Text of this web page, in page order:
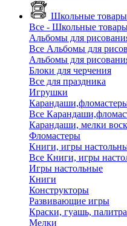
Школьные товары
Все - Школьные
Альбомы для
Все Альбомы для
Альбомы для
Блоки для черчения
Все для праздника
Игрушки
Все
Карандаши, мелки
Фломастеры
Книги, игры
Все Книги, игры
Игры настольные
Книги
Конструкторы
Развивающие игры
Краски, гуашь,
Мелки